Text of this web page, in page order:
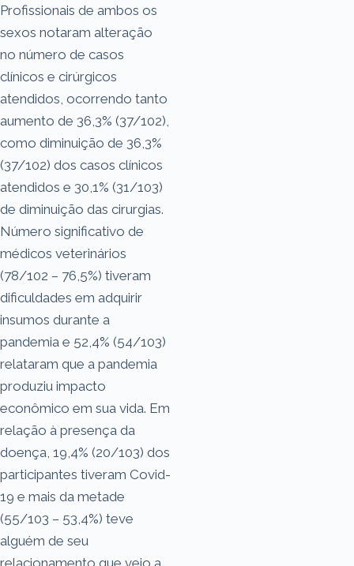
Profissionais de ambos os
sexos notaram alteração
no número de casos
clínicos e cirúrgicos
atendidos, ocorrendo tanto
aumento de 36,3% (37/102),
como diminuição de 36,3%
(37/102) dos casos clínicos
atendidos e 30,1% (31/103)
de diminuição das cirurgias.
Número significativo de
médicos veterinários
(78/102 – 76,5%) tiveram
dificuldades em adquirir
insumos durante a
pandemia e 52,4% (54/103)
relataram que a pandemia
produziu impacto
econômico em sua vida. Em
relação à presença da
doença, 19,4% (20/103) dos
participantes tiveram Covid-
19 e mais da metade
(55/103 – 53,4%) teve
alguém de seu
relacionamento que veio a